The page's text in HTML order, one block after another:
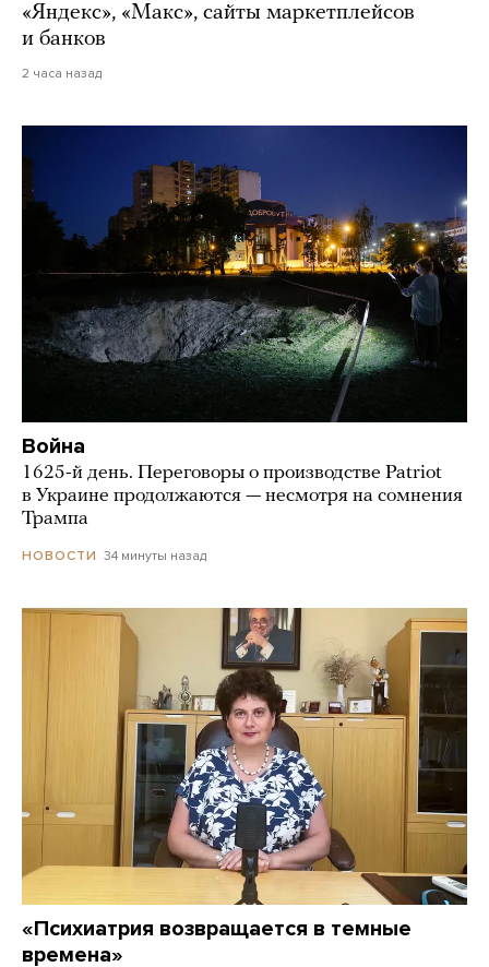
«Яндекс», «Макс», сайты маркетплейсов
и банков
2 часа назад
Война
1625-й день. Переговоры о производстве Patriot
в Украине продолжаются — несмотря на сомнения
Трампа
НОВОСТИ 34 минуты назад
«Психиатрия возвращается в темные
времена»